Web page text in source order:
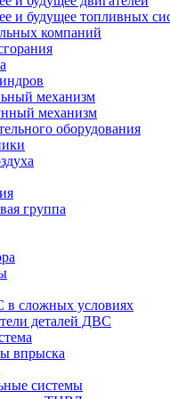
и будущее топливных
компаний
механизм
механизм
оборудования
группа
в сложных условиях
деталей ДВС
впрыска
системы